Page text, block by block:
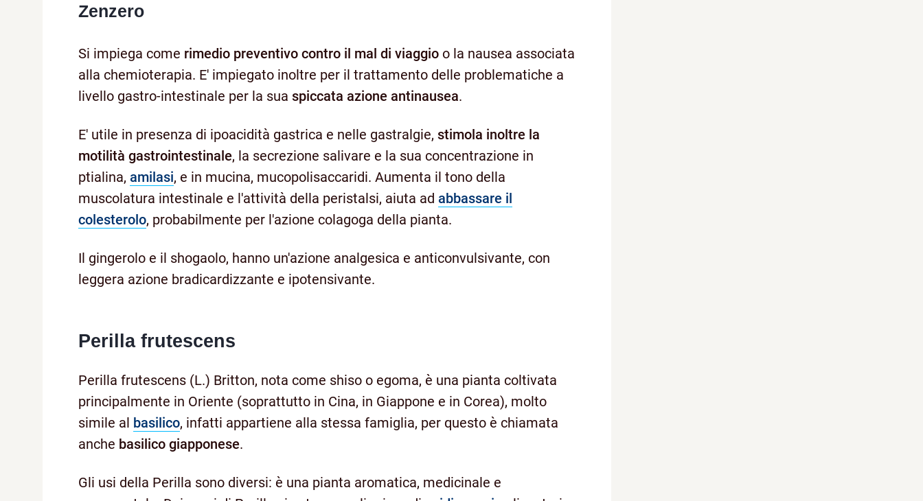
Zenzero
Si impiega come rimedio preventivo contro il mal di viaggio o la nausea associata
alla chemioterapia. E' impiegato inoltre per il trattamento delle problematiche a
livello gastro-intestinale per la sua spiccata azione antinausea.
E' utile in presenza di ipoacidità gastrica e nelle gastralgie, stimola inoltre la
motilità gastrointestinale, la secrezione salivare e la sua concentrazione in
ptialina, amilasi, e in mucina, mucopolisaccaridi. Aumenta il tono della
muscolatura intestinale e l'attività della peristalsi, aiuta ad abbassare il
colesterolo, probabilmente per l'azione colagoga della pianta.
Il gingerolo e il shogaolo, hanno un'azione analgesica e anticonvulsivante, con
leggera azione bradicardizzante e ipotensivante.
Perilla frutescens
Perilla frutescens (L.) Britton, nota come shiso o egoma, è una pianta coltivata
principalmente in Oriente (soprattutto in Cina, in Giappone e in Corea), molto
simile al basilico, infatti appartiene alla stessa famiglia, per questo è chiamata
anche basilico giapponese.
Gli usi della Perilla sono diversi: è una pianta aromatica, medicinale e